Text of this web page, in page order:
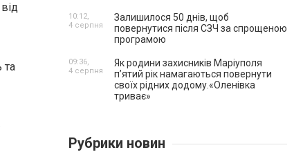
та
Залишилося 50 днів, щоб
повернутися після СЗЧ за спрощеною
програмою
10:12,
4 серпня
Як родини захисників Маріуполя
пʼятий рік намагаються повернути
своїх рідних додому.«Оленівка
триває»
09:36,
4 серпня
Рубрики новин